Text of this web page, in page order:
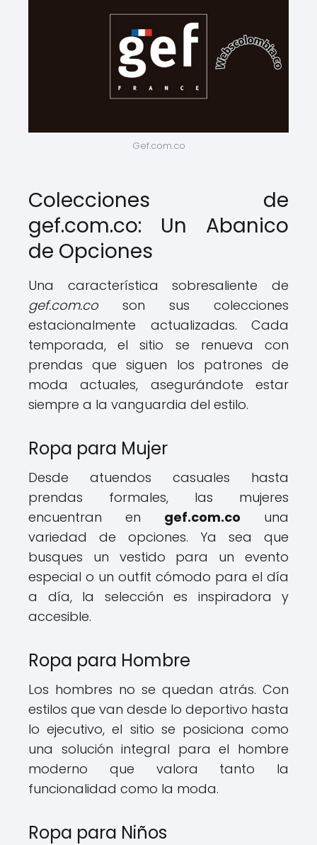
Gef.com.co
Colecciones de
gef.com.co: Un Abanico
de Opciones
Una característica sobresaliente de
gef.com.co son sus colecciones
estacionalmente actualizadas. Cada
temporada, el sitio se renueva con
prendas que siguen los patrones de
moda actuales, asegurándote estar
siempre a la vanguardia del estilo.
Ropa para Mujer
Desde atuendos casuales hasta
prendas formales, las mujeres
encuentran en gef.com.co una
variedad de opciones. Ya sea que
busques un vestido para un evento
especial o un outfit cómodo para el día
a día, la selección es inspiradora y
accesible.
Ropa para Hombre
Los hombres no se quedan atrás. Con
estilos que van desde lo deportivo hasta
lo ejecutivo, el sitio se posiciona como
una solución integral para el hombre
moderno que valora tanto la
funcionalidad como la moda.
Ropa para Niños